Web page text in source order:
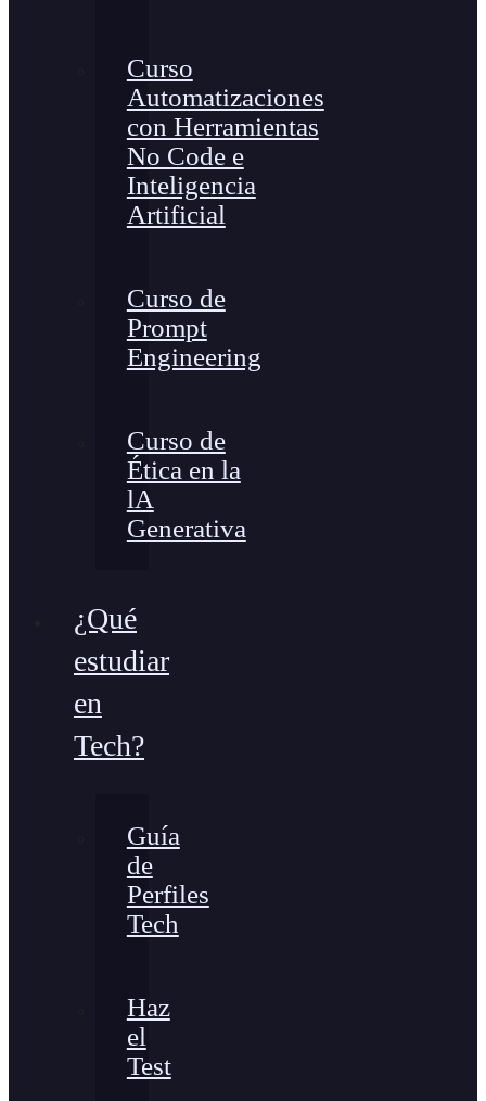
Curso
Automatizaciones
con Herramientas
No Code e
Inteligencia
Artificial
Curso de
Prompt
Engineering
Curso de
Ética en la
lA
Generativa
¿Qué
estudiar
en
Tech?
Guía
de
Perfiles
Tech
Haz
el
Test